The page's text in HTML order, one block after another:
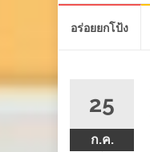
อร่อยยกโป้ง
25
ก.ค.